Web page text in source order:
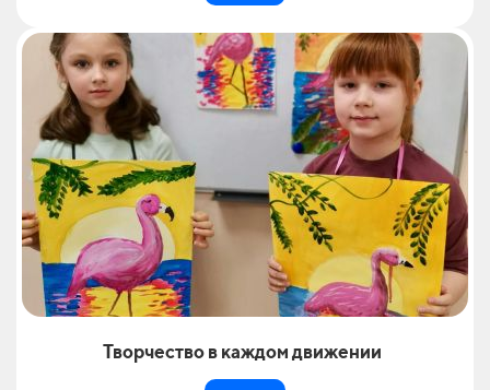
Творчество в каждом движении